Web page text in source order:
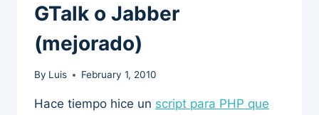
GTalk o Jabber
(mejorado)
By Luis February 1, 2010
Hace tiempo hice un script para PHP que